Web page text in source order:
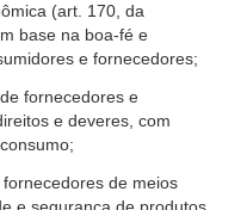
(art. 170, da
base na boa-fé e
e fornecedores;
fornecedores e
e deveres, com
de meios